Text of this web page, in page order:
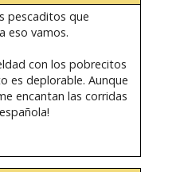
pescaditos que
eso vamos.
con los pobrecitos
es deplorable. Aunque
encantan las corridas